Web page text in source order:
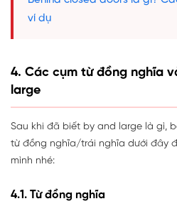
ví dụ
4. Các cụm từ đồng nghĩa
large
Sau khi đã biết by and large là gì,
từ đồng nghĩa/trái nghĩa dưới đây
mình nhé:
4.1. Từ đồng nghĩa